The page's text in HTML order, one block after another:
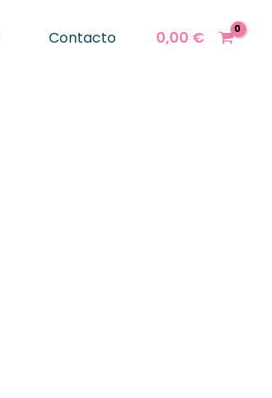
Contacto 0,00 €